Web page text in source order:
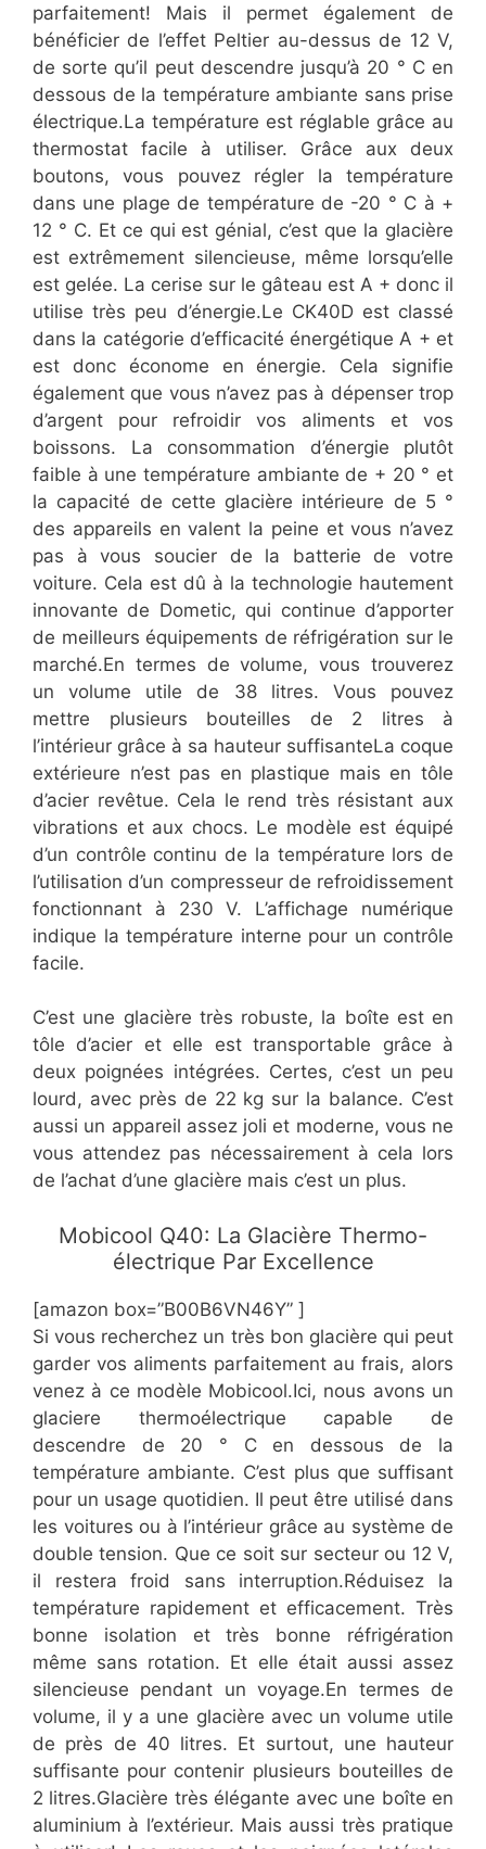
parfaitement! Mais il permet également de
bénéficier de l’effet Peltier au-dessus de 12 V,
de sorte qu’il peut descendre jusqu’à 20 ° C en
dessous de la température ambiante sans prise
électrique.La température est réglable grâce au
thermostat facile à utiliser. Grâce aux deux
boutons, vous pouvez régler la température
dans une plage de température de -20 ° C à +
12 ° C. Et ce qui est génial, c’est que la glacière
est extrêmement silencieuse, même lorsqu’elle
est gelée. La cerise sur le gâteau est A + donc il
utilise très peu d’énergie.Le CK40D est classé
dans la catégorie d’efficacité énergétique A + et
est donc économe en énergie. Cela signifie
également que vous n’avez pas à dépenser trop
d’argent pour refroidir vos aliments et vos
boissons. La consommation d’énergie plutôt
faible à une température ambiante de + 20 ° et
la capacité de cette glacière intérieure de 5 °
des appareils en valent la peine et vous n’avez
pas à vous soucier de la batterie de votre
voiture. Cela est dû à la technologie hautement
innovante de Dometic, qui continue d’apporter
de meilleurs équipements de réfrigération sur le
marché.En termes de volume, vous trouverez
un volume utile de 38 litres. Vous pouvez
mettre plusieurs bouteilles de 2 litres à
l’intérieur grâce à sa hauteur suffisanteLa coque
extérieure n’est pas en plastique mais en tôle
d’acier revêtue. Cela le rend très résistant aux
vibrations et aux chocs. Le modèle est équipé
d’un contrôle continu de la température lors de
l’utilisation d’un compresseur de refroidissement
fonctionnant à 230 V. L’affichage numérique
indique la température interne pour un contrôle
facile.
C’est une glacière très robuste, la boîte est en
tôle d’acier et elle est transportable grâce à
deux poignées intégrées. Certes, c’est un peu
lourd, avec près de 22 kg sur la balance. C’est
aussi un appareil assez joli et moderne, vous ne
vous attendez pas nécessairement à cela lors
de l’achat d’une glacière mais c’est un plus.
​Mobicool Q40: La Glacière Thermo-
électrique Par Excellence
[amazon box=”​​B00B6VN46Y” ]
​Si vous recherchez un très bon glacière qui peut
garder vos aliments parfaitement au frais, alors
venez à ce modèle Mobicool.Ici, nous avons un
glaciere thermoélectrique capable de
descendre de 20 ° C en dessous de la
température ambiante. C’est plus que suffisant
pour un usage quotidien. Il peut être utilisé dans
les voitures ou à l’intérieur grâce au système de
double tension. Que ce soit sur secteur ou 12 V,
il restera froid sans interruption.Réduisez la
température rapidement et efficacement. Très
bonne isolation et très bonne réfrigération
même sans rotation. Et elle était aussi assez
silencieuse pendant un voyage.En termes de
volume, il y a une glacière avec un volume utile
de près de 40 litres. Et surtout, une hauteur
suffisante pour contenir plusieurs bouteilles de
2 litres.Glacière très élégante avec une boîte en
aluminium à l’extérieur. Mais aussi très pratique